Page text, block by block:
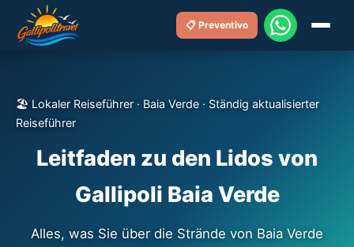
📋 Preventivo
🏖️ Lokaler Reiseführer · Baia Verde · Ständig aktualisierter
Reiseführer
Leitfaden zu den Lidos von
Gallipoli Baia Verde
Alles, was Sie über die Strände von Baia Verde